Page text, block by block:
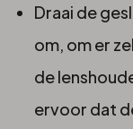
Draai de
om, om er
de
ervoor dat